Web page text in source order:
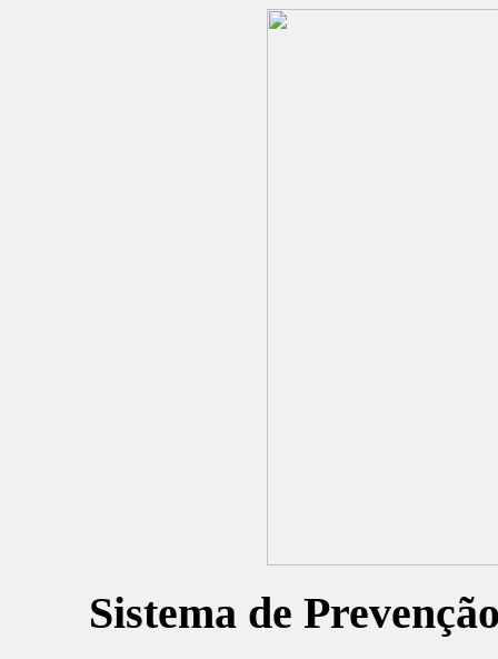
Sistema de